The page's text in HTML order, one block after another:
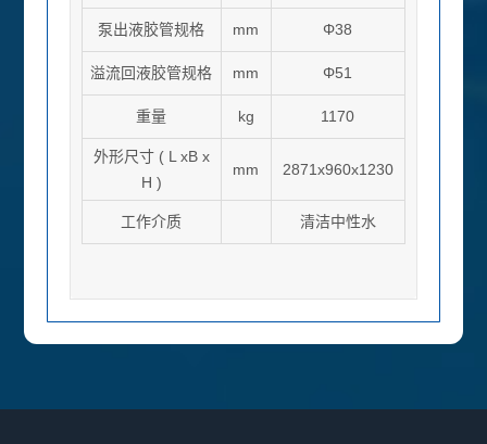
泵出液胶管规格 mm Φ38
溢流回液胶管规格 mm Φ51
重量 kg 1170
外形尺寸 ( L xB x
H )
mm 2871x960x1230
工作介质 清洁中性水